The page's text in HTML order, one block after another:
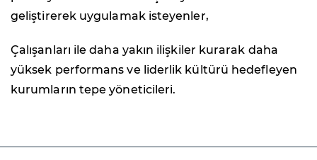
geliştirerek uygulamak isteyenler,
Çalışanları ile daha yakın ilişkiler kurarak daha
yüksek performans ve liderlik kültürü hedefleyen
kurumların tepe yöneticileri.